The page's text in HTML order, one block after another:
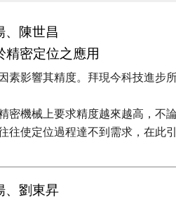
、陳世昌
精密定位之應用
素影響其精度。拜現今科技進步
密機械上要求精度越來越高，不
往使定位過程達不到需求，在此
償技術，取得回授資訊並計算控
、劉東昇